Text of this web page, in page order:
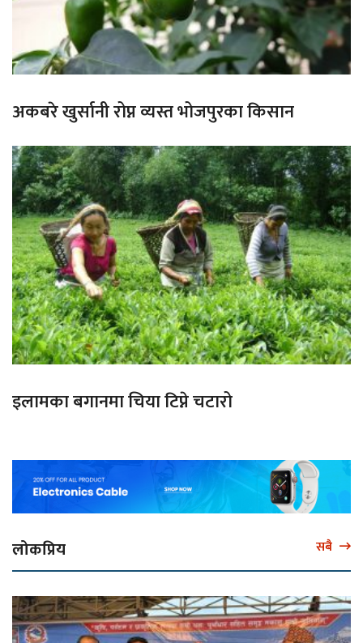
अकबरे खुर्सानी रोप्न व्यस्त भोजपुरका किसान
इलामका बगानमा चिया टिप्ने चटारो
लोकप्रिय सबै